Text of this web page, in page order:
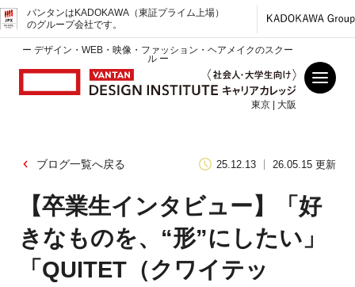
バンタンはKADOKAWA（東証プライム上場）
のグループ会社です。
ー デザイン・WEB・映像・ファッション・ヘアメイクのスクー
ル ー
東京 | 大阪
ブログ一覧へ戻る 25.12.13 26.05.15 更新
【卒業生インタビュー】「好
きなものを、“形”にしたい」
「QUITET（クワイテッ